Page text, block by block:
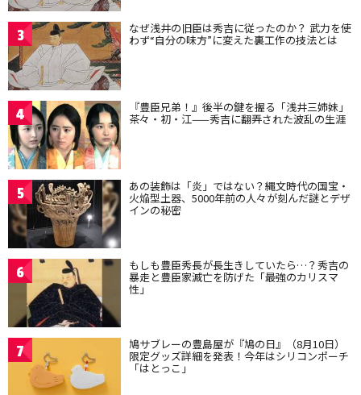
3 なぜ浅井の旧臣は秀吉に従ったのか？ 武力を使
わず“自分の味方”に変えた裏工作の技法とは
4 『豊臣兄弟！』後半の鍵を握る「浅井三姉妹」
茶々・初・江——秀吉に翻弄された波乱の生涯
5 あの装飾は「炎」ではない？縄文時代の国宝・
火焔型土器、5000年前の人々が刻んだ謎とデザ
インの秘密
6 もしも豊臣秀長が長生きしていたら…？秀吉の
暴走と豊臣家滅亡を防げた「最強のカリスマ
性」
7 鳩サブレーの豊島屋が『鳩の日』（8月10日）
限定グッズ詳細を発表！今年はシリコンポーチ
「はとっこ」